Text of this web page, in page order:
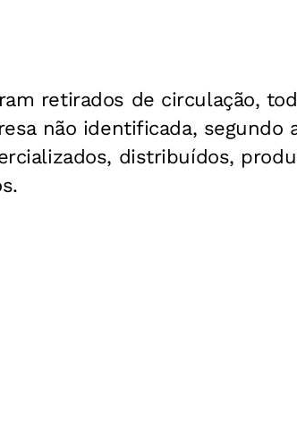
retirados de circulação,
não identificada, segundo
distribuídos,